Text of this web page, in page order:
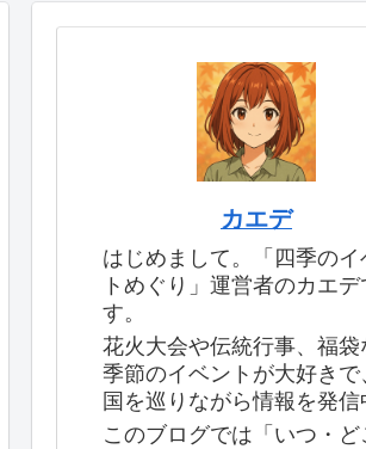
カエデ
はじめまして。「四季のイ
トめぐり」運営者のカエデ
す。
花火大会や伝統行事、福袋
季節のイベントが大好きで
国を巡りながら情報を発信
このブログでは「いつ・ど